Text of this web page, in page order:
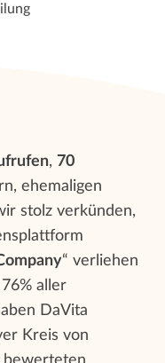
, 70
ehemaligen
stolz verkünden,
“ verliehen
aller
DaVita
Kreis von